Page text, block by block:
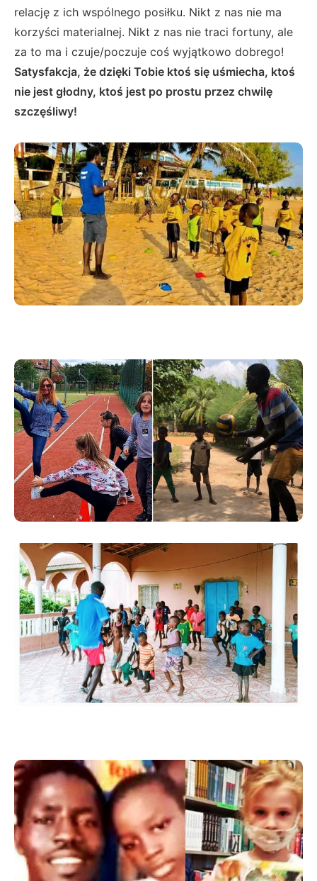
relację z ich wspólnego posiłku. Nikt z nas nie ma
korzyści materialnej. Nikt z nas nie traci fortuny, ale
za to ma i czuje/poczuje coś wyjątkowo dobrego!
Satysfakcja, że dzięki Tobie ktoś się uśmiecha, ktoś
nie jest głodny, ktoś jest po prostu przez chwilę
szczęśliwy!